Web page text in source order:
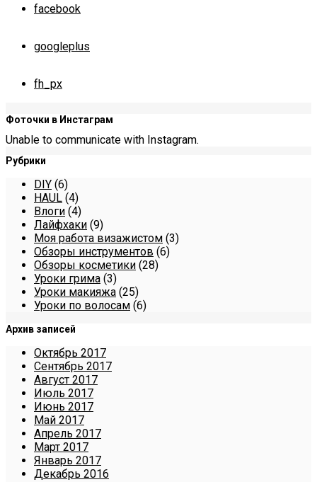
facebook
googleplus
fh_px
Фоточки в Инстаграм
Unable to communicate with Instagram.
Рубрики
DIY (6)
HAUL (4)
Влоги (4)
Лайфхаки (9)
Моя работа визажистом (3)
Обзоры инструментов (6)
Обзоры косметики (28)
Уроки грима (3)
Уроки макияжа (25)
Уроки по волосам (6)
Архив записей
Октябрь 2017
Сентябрь 2017
Август 2017
Июль 2017
Июнь 2017
Май 2017
Апрель 2017
Март 2017
Январь 2017
Декабрь 2016